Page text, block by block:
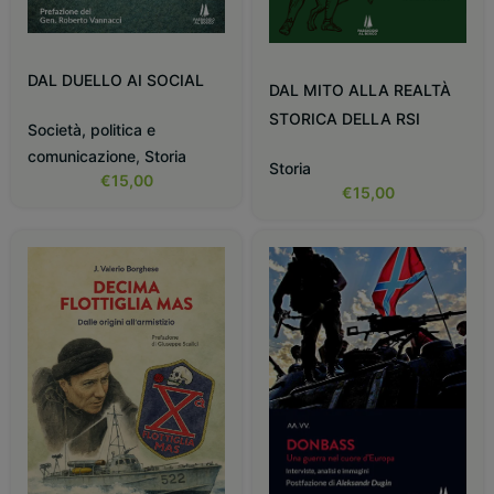
DAL DUELLO AI SOCIAL
Società, politica e
comunicazione, Storia
€15,00
DAL MITO ALLA REALTÀ
STORICA DELLA RSI
Storia
€15,00